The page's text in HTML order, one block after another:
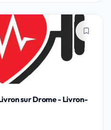
sur Drome - Livron-